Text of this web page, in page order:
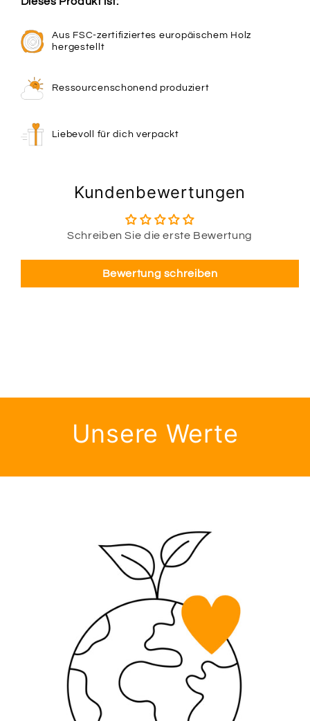
Aus FSC-zertifiziertes europäischem Holz
hergestellt
Ressourcenschonend produziert
Liebevoll für dich verpackt
Kundenbewertungen
Schreiben Sie die erste Bewertung
Bewertung schreiben
Unsere Werte